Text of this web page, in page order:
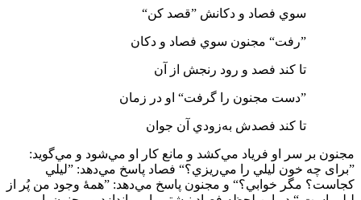
سوي فصاد و دكانش ”قصد كن“
”رفت“ مجنون سوي فصاد و دكان
تا كند فصد و رود رنجش از آن
”دست مجنون را گرفت“ او در زمان
تا كند فصدش به‌زودي آن جوان
مجنون بر سر او فرياد مي‌كشد و مانع كار او مي‌شود و مي‌گويد:
”برای چه خون ليلي را مي‌ريزي؟“ فصاد پاسخ مي‌دهد: ”ليلي
کجاست؟ مگر خوابي؟“ و مجنون پاسخ مي‌دهد: ”همۀ وجود من پُر از